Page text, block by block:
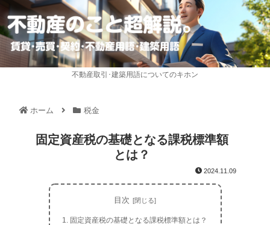
不動産取引･建築用語についてのキホン
ホーム 税金
固定資産税の基礎となる課税標準額
とは？
2024.11.09
目次
固定資産税の基礎となる課税標準額とは？